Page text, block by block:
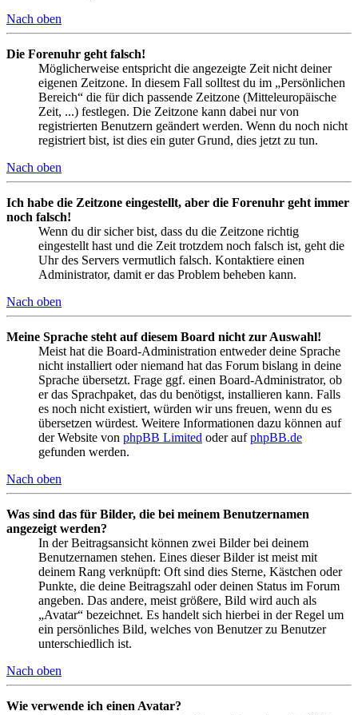
Nach oben
Die Forenuhr geht falsch!
Möglicherweise entspricht die angezeigte Zeit nicht deiner
eigenen Zeitzone. In diesem Fall solltest du im „Persönlichen
Bereich“ die für dich passende Zeitzone (Mitteleuropäische
Zeit, ...) festlegen. Die Zeitzone kann dabei nur von
registrierten Benutzern geändert werden. Wenn du noch nicht
registriert bist, ist dies ein guter Grund, dies jetzt zu tun.
Nach oben
Ich habe die Zeitzone eingestellt, aber die Forenuhr geht immer
noch falsch!
Wenn du dir sicher bist, dass du die Zeitzone richtig
eingestellt hast und die Zeit trotzdem noch falsch ist, geht die
Uhr des Servers vermutlich falsch. Kontaktiere einen
Administrator, damit er das Problem beheben kann.
Nach oben
Meine Sprache steht auf diesem Board nicht zur Auswahl!
Meist hat die Board-Administration entweder deine Sprache
nicht installiert oder niemand hat das Forum bislang in deine
Sprache übersetzt. Frage ggf. einen Board-Administrator, ob
er das Sprachpaket, das du benötigst, installieren kann. Falls
es noch nicht existiert, würden wir uns freuen, wenn du es
übersetzen würdest. Weitere Informationen dazu können auf
der Website von phpBB Limited oder aufphpBB.de
gefunden werden.
Nach oben
Was sind das für Bilder, die bei meinem Benutzernamen
angezeigt werden?
In der Beitragsansicht können zwei Bilder bei deinem
Benutzernamen stehen. Eines dieser Bilder ist meist mit
deinem Rang verknüpft: Oft sind dies Sterne, Kästchen oder
Punkte, die deine Beitragszahl oder deinen Status im Forum
angeben. Das andere, meist größere, Bild wird auch als
„Avatar“ bezeichnet. Es handelt sich hierbei in der Regel um
ein persönliches Bild, welches von Benutzer zu Benutzer
unterschiedlich ist.
Nach oben
Wie verwende ich einen Avatar?